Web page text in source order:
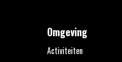
Omgeving
Activiteiten